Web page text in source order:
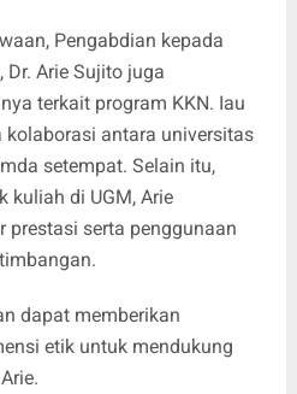
Pengabdian kepada
Arie Sujito juga
terkait program KKN. Iau
kolaborasi antara universitas
setempat. Selain itu,
kuliah di UGM, Arie
prestasi serta penggunaan
dapat memberikan
etik untuk mendukung